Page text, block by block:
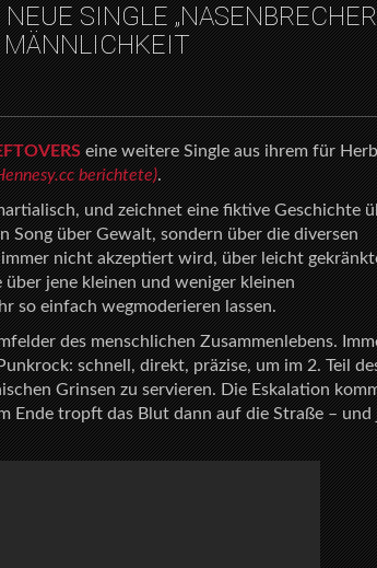
SINGLE
eine weitere Single aus ihrem für
berichtete).
und zeichnet eine fiktive Geschichte
Song über Gewalt, sondern über die diversen
immer nicht akzeptiert wird, über leicht
jene kleinen und weniger kleinen
so einfach wegmoderieren lassen.
des menschlichen Zusammenlebens.
schnell, direkt, präzise, um im 2. Teil
Grinsen zu servieren. Die Eskalation
Ende tropft das Blut dann auf die Straße – und